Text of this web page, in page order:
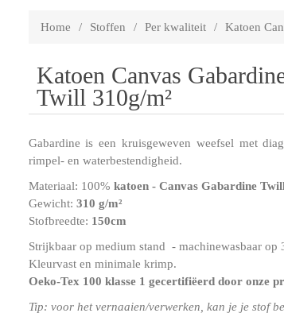
Home / Stoffen / Per kwaliteit / Katoen
Katoen Canvas
Twill 310g/m²
Gabardine is een kruisgeweven weefsel met
rimpel- en waterbestendigheid.
Materiaal: 100% katoen - Canvas Gabardine Twill
Gewicht: 310 g/m²
Stofbreedte: 150cm
Strijkbaar op medium stand - machinewasbaar op
Kleurvast en minimale krimp.
Oeko-Tex 100 klasse 1 gecertifiëerd door onze
Tip: voor het vernaaien/verwerken, kan je je stof